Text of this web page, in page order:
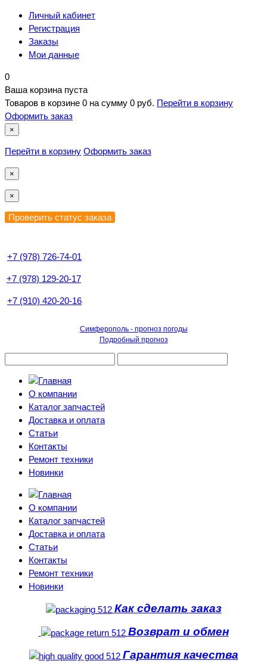
Личный кабинет
Регистрация
Заказы
Мои данные
0
Ваша корзина пуста
Товаров в корзине 0 на сумму 0 руб. Перейти в корзину
Оформить заказ
×
Перейти в корзину Оформить заказ
×
×
+7 (978) 726-74-01
+7 (978) 129-20-17
+7 (910) 420-20-16
Симферополь - прогноз погоды
Подробный прогноз
О компании
Каталог запчастей
Доставка и оплата
Статьи
Контакты
Ремонт техники
Новинки
О компании
Каталог запчастей
Доставка и оплата
Статьи
Контакты
Ремонт техники
Новинки
Как сделать заказ
Возврат и обмен
Гарантия качества